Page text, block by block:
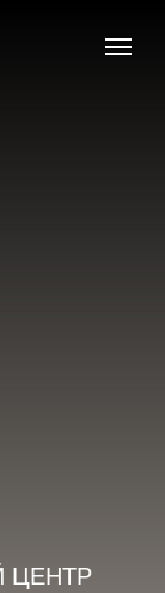
ЦЕНТР